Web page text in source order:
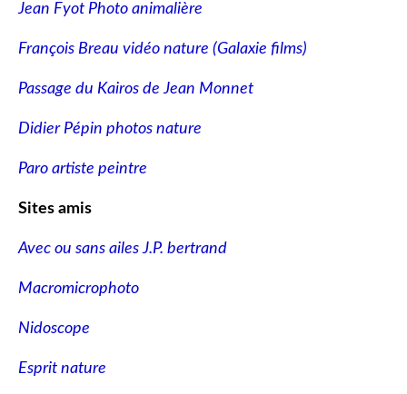
Jean Fyot Photo animalière
François Breau vidéo nature (Galaxie films)
Passage du Kairos de Jean Monnet
Didier Pépin photos nature
Paro artiste peintre
Sites amis
Avec ou sans ailes J.P. bertrand
Macromicrophoto
Nidoscope
Esprit nature